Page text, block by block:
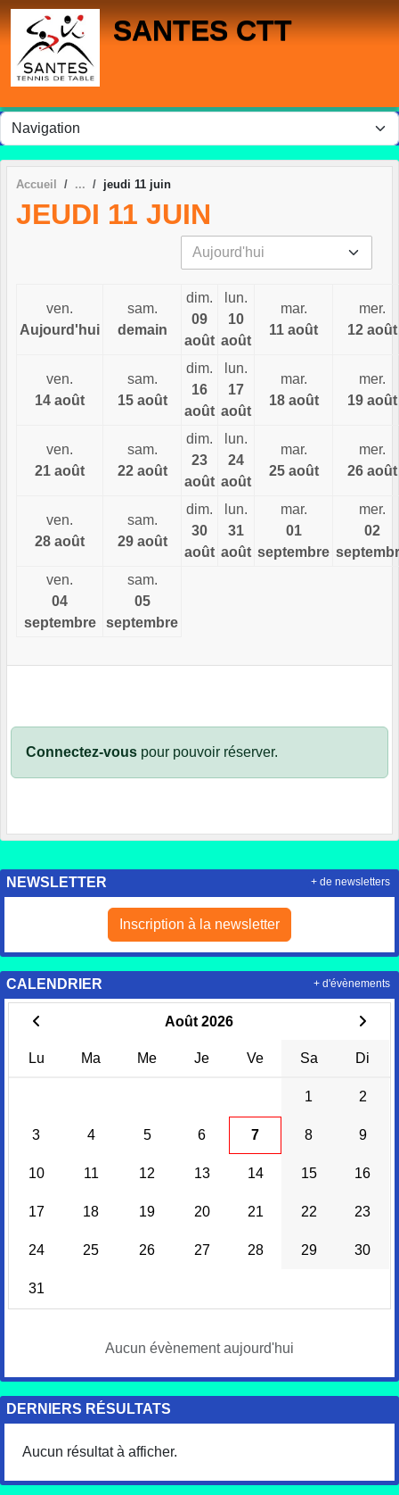
SANTES CTT
Accueil jeudi 11 juin
JEUDI 11 JUIN
ven.
Aujourd'hui
sam.
demain
dim.
09
août
lun.
10
août
mar.
11 août
mer.
12 août
ven.
14 août
sam.
15 août
dim.
16
août
lun.
17
août
mar.
18 août
mer.
19 août
ven.
21 août
sam.
22 août
dim.
23
août
lun.
24
août
mar.
25 août
mer.
26 août
ven.
28 août
sam.
29 août
dim.
30
août
lun.
31
août
mar.
01
septembre
mer.
02
ven.
04
septembre
sam.
05
septembre
Connectez-vous pour pouvoir réserver.
NEWSLETTER
Inscription à la newsletter
+ de newsletters
CALENDRIER
Août 2026
Lu Ma Me Je Ve Sa Di
1 2
3 4 5 6 7 8 9
10 11 12 13 14 15 16
17 18 19 20 21 22 23
24 25 26 27 28 29 30
31
Aucun évènement aujourd'hui
+ d'évènements
DERNIERS RÉSULTATS
Aucun résultat à afficher.
Panneau de gestion des cookies